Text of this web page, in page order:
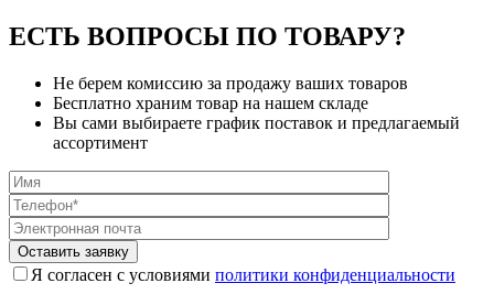
ЕСТЬ ВОПРОСЫ ПО ТОВАРУ?
Не берем комиссию за продажу ваших товаров
Бесплатно храним товар на нашем складе
Вы сами выбираете график поставок и предлагаемый
ассортимент
Я согласен с условиями политики конфиденциальности